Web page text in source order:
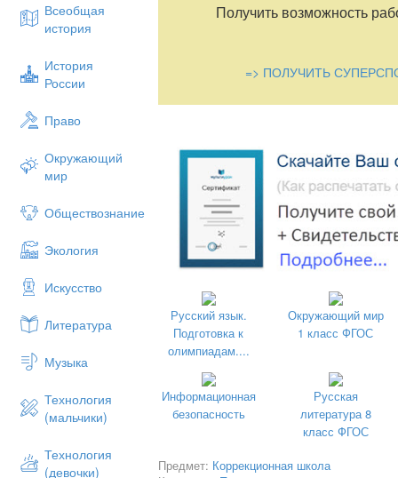
Всеобщая
история
История
России
Право
Окружающий
мир
Обществознание
Экология
Искусство
Литература
Музыка
Технология
(мальчики)
Технология
(девочки)
Получить возможность
=> ПОЛУЧИТЬ
Русский язык.
Подготовка к
олимпиадам....
Окружающий мир
1 класс ФГОС
Информационная
безопасность
Русская
литература 8
класс ФГОС
Предмет: Коррекционная школа